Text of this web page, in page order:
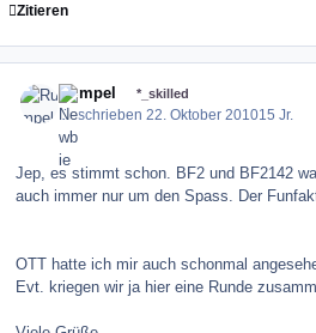
Zitieren
Rumpel *_skilled
Geschrieben22. Oktober 201015 Jr.
Jep, es stimmt schon. BF2 und BF2142
auch immer nur um den Spass. Der
OTT hatte ich mir auch schonmal
Evt. kriegen wir ja hier eine Runde